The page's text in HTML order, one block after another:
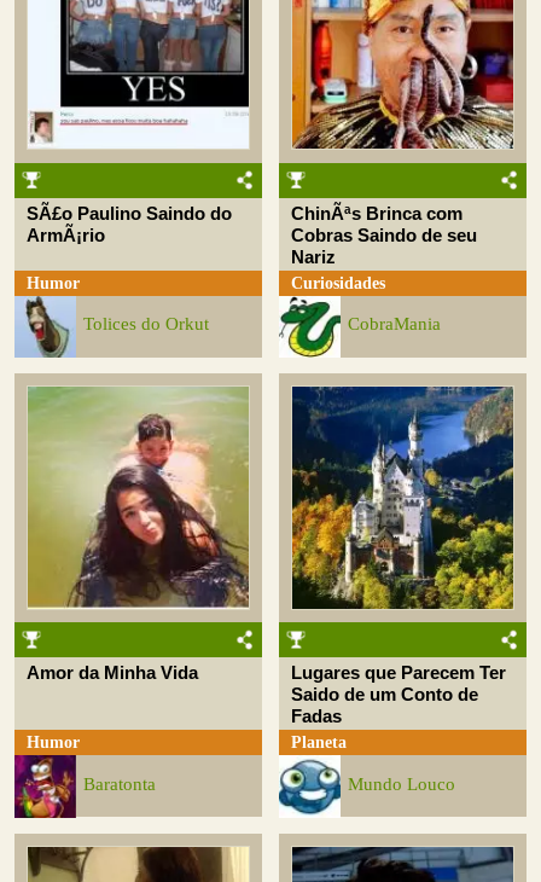
SÃ£o Paulino Saindo do
ArmÃ¡rio
Humor
Tolices do Orkut
ChinÃªs Brinca com
Cobras Saindo de seu
Nariz
Curiosidades
CobraMania
Amor da Minha Vida
Humor
Baratonta
Lugares que Parecem Ter
Saido de um Conto de
Fadas
Planeta
Mundo Louco